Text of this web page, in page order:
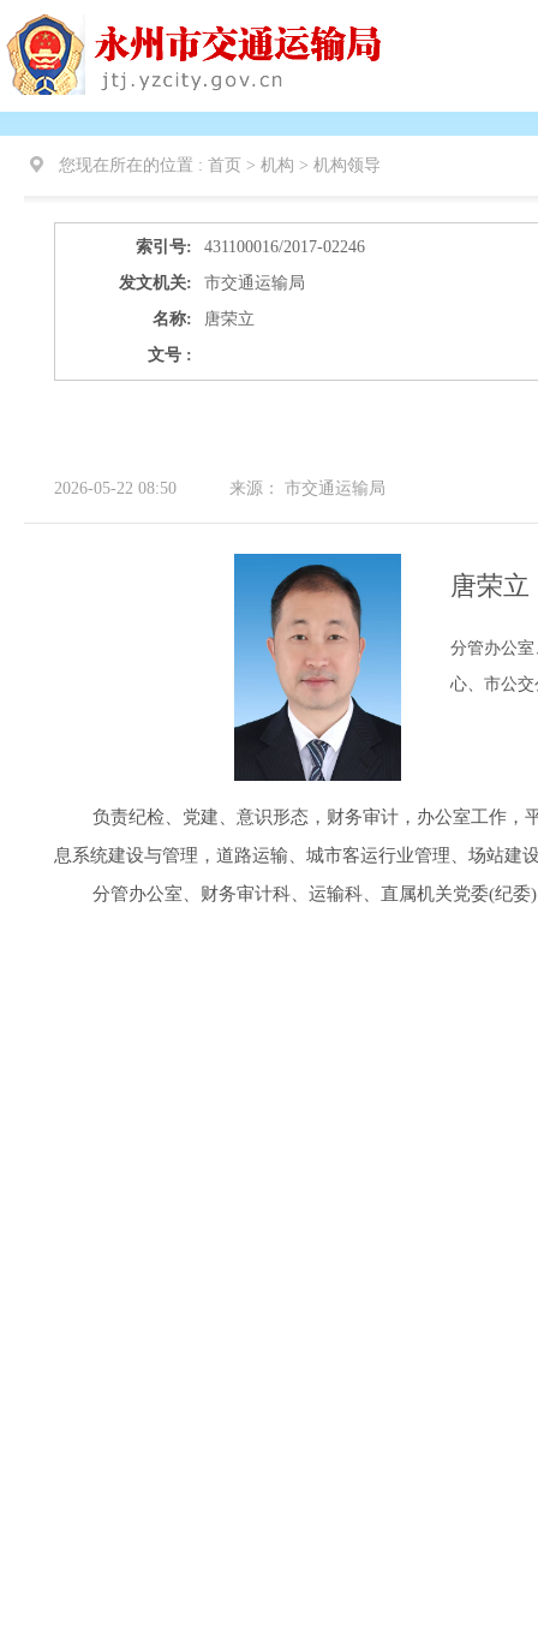
您现在所在的位置 : 首页 > 机构 > 机构领导
索引号:
431100016/2017-02246
发文机关:
市交通运输局
名称:
唐荣立
文号 :
2026-05-22 08:50 来源： 市交通运输局
唐荣立
分管办公
心、市公
负责纪检、党建、意识形态，财务审计，办公室工作，
息系统建设与管理，道路运输、城市客运行业管理、场站建
分管办公室、财务审计科、运输科、直属机关党委(纪委)